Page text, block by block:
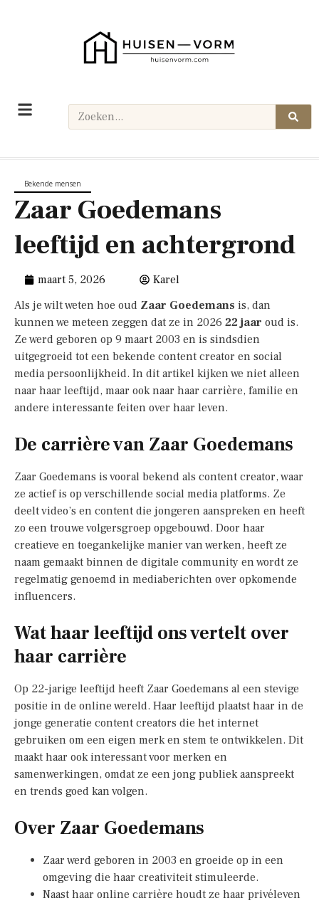
Bekende mensen
Zaar Goedemans
leeftijd en achtergrond
maart 5, 2026
Karel
Als je wilt weten hoe oud Zaar Goedemans is, dan
kunnen we meteen zeggen dat ze in 2026 22 jaar oud is.
Ze werd geboren op 9 maart 2003 en is sindsdien
uitgegroeid tot een bekende content creator en social
media persoonlijkheid. In dit artikel kijken we niet alleen
naar haar leeftijd, maar ook naar haar carrière, familie en
andere interessante feiten over haar leven.
De carrière van Zaar Goedemans
Zaar Goedemans is vooral bekend als content creator, waar
ze actief is op verschillende social media platforms. Ze
deelt video’s en content die jongeren aanspreken en heeft
zo een trouwe volgersgroep opgebouwd. Door haar
creatieve en toegankelijke manier van werken, heeft ze
naam gemaakt binnen de digitale community en wordt ze
regelmatig genoemd in mediaberichten over opkomende
influencers.
Wat haar leeftijd ons vertelt over
haar carrière
Op 22-jarige leeftijd heeft Zaar Goedemans al een stevige
positie in de online wereld. Haar leeftijd plaatst haar in de
jonge generatie content creators die het internet
gebruiken om een eigen merk en stem te ontwikkelen. Dit
maakt haar ook interessant voor merken en
samenwerkingen, omdat ze een jong publiek aanspreekt
en trends goed kan volgen.
Over Zaar Goedemans
Zaar werd geboren in 2003 en groeide op in een
omgeving die haar creativiteit stimuleerde.
Naast haar online carrière houdt ze haar privéleven